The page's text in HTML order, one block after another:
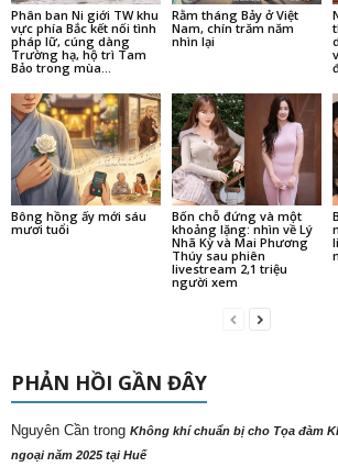
Phân ban Ni giới TW khu
vực phía Bắc kết nối tình
pháp lữ, cúng dàng
Trường hạ, hộ trì Tam
Bảo trong mùa...
Rằm tháng Bảy ở Việt
Nam, chín trăm năm
nhìn lại
Bông hồng ấy mới sáu
mươi tuổi
Bốn chỗ đứng và một
khoảng lặng: nhìn về Lý
Nhã Kỳ và Mai Phương
Thúy sau phiên
livestream 2,1 triệu
người xem
PHẢN HỒI GẦN ĐÂY
Nguyên Cần trong Không khí chuẩn bị cho Tọa đàm
ngoại năm 2025 tại Huế